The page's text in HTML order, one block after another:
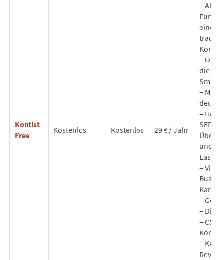
Kontist
Free
Kostenlos Kostenlos 29 € / Jahr
– Alle
eines
–
die
– Mit
–
SEPA-
und
–
Karte
–
–
–
–